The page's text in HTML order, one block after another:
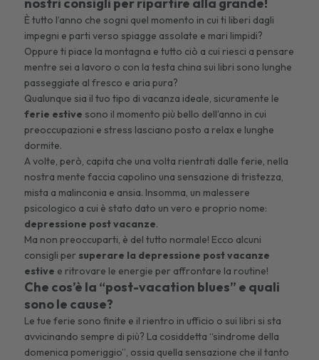
nostri consigli per ripartire alla grande!
È tutto l’anno che sogni quel momento in cui ti liberi dagli
impegni e parti verso spiagge assolate e mari limpidi?
Oppure ti piace la montagna e tutto ciò a cui riesci a pensare
mentre sei a lavoro o con la testa china sui libri sono lunghe
passeggiate al fresco e aria pura?
Qualunque sia il tuo tipo di vacanza ideale, sicuramente le
ferie estive sono il momento più bello dell’anno in cui
preoccupazioni e stress lasciano posto a relax e lunghe
dormite.
A volte, però, capita che una volta rientrati dalle ferie, nella
nostra mente faccia capolino una sensazione di tristezza,
mista a malinconia e ansia. Insomma, un malessere
psicologico a cui è stato dato un vero e proprio nome:
depressione post vacanze.
Ma non preoccuparti, è del tutto normale! Ecco alcuni
consigli per superare la depressione post vacanze
estive e ritrovare le energie per affrontare la routine!
Che cos’è la “post-vacation blues” e quali
sono le cause?
Le tue ferie sono finite e il rientro in ufficio o sui libri si sta
avvicinando sempre di più? La cosiddetta “sindrome della
domenica pomeriggio”, ossia quella sensazione che il tanto